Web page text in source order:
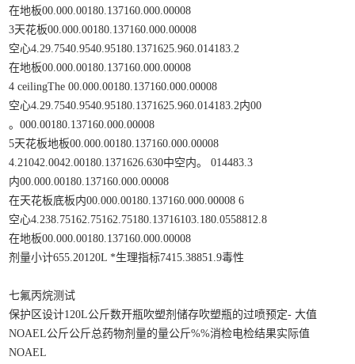
在地板00.000.00180.137160.000.00008
3天花板00.000.00180.137160.000.00008
空心4.29.7540.9540.95180.1371625.960.014183.2
在地板00.000.00180.137160.000.00008
4 ceilingThe 00.000.00180.137160.000.00008
空心4.29.7540.9540.95180.1371625.960.014183.2内00
。000.00180.137160.000.00008
5天花板地板00.000.00180.137160.000.00008
4.21042.0042.00180.1371626.630中空内。 014483.3
内00.000.00180.137160.000.00008
在天花板底板内00.000.00180.137160.000.00008 6
空心4.238.75162.75162.75180.13716103.180.0558812.8
在地板00.000.00180.137160.000.00008
剂量小计655.20120L *生理指标7415.38851.9毒性
七氟丙烷测试
保护区设计120L公斤数开瓶吹塑剂储存吹塑瓶的过喷预定- 大值
NOAEL公斤公斤总药物剂量的量公斤%%消检电检结果实际值
NOAEL